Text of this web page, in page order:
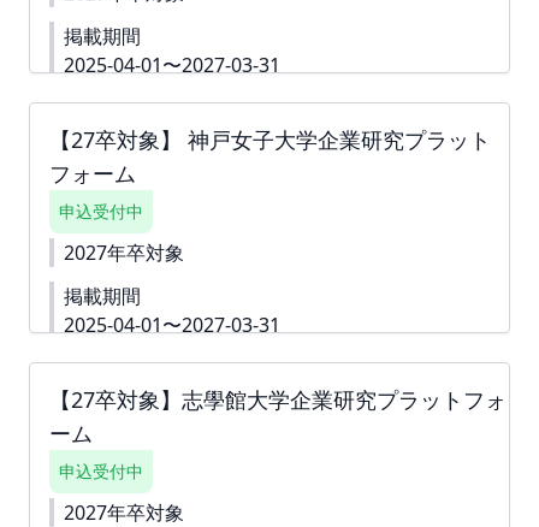
求書は掲載が確定した月末に発行いたします。 ツ
ナガリへアップロードいたしますので、ダウンロー
お支払い締切は翌月末でございます。
掲載期間
2025-04-01〜2027-03-31
▼本プラットフォームの詳細資料です
https://second-
campus.net/upload/freepage/6791e7890250b.pdf
下書き機能はございません。 「回答内容を学生に公
開しない」というチェック付きの質問は 「ダミー」
や「000」などをご入力いただき、 「回答内容を学
生に公開しない」というチェックボックスへチェッ
す。 ※掲載確定後も何度でも編集可能です。 ※ご請
求書は掲載が確定した月末に発行いたします。 ツ
ドいただきご対応をよろしくお願いいたします。
お支払い締切は翌月末でございます。
【27卒対象】 神戸女子大学企業研究プラット
フォーム
申込受付中
2027年卒対象
掲載期間
2025-04-01〜2027-03-31
【文学部・家政学部対象】 詳細資料
https://second-
campus.net/upload/freepage/67861091d1ec3.pdf
下書き機能はございません。 「回答内容を学生に公
開しない」というチェック付きの質問は 「ダミー」
や「000」などをご入力いただき、 「回答内容を学
生に公開しない」というチェックボックスへチェッ
【27卒対象】志學館大学企業研究プラットフォ
ーム
申込受付中
2027年卒対象